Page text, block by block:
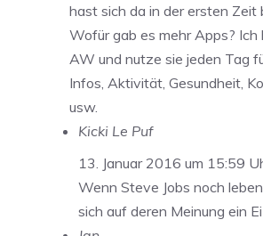
hast sich da in der ersten Zeit
Wofür gab es mehr Apps? Ich
AW und nutze sie jeden Tag
Infos, Aktivität, Gesundheit,
usw.
Kicki Le Puf
13. Januar 2016 um 15:59
Wenn Steve Jobs noch
sich auf deren Meinung ein